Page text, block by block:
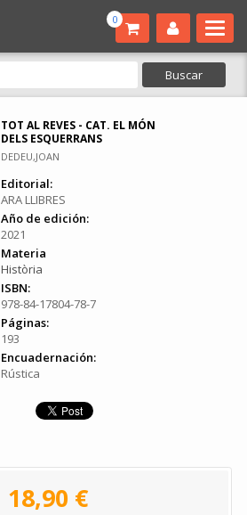
0
TOT AL REVES - CAT. EL MÓN
DELS ESQUERRANS
DEDEU,JOAN
Editorial:
ARA LLIBRES
Año de edición:
2021
Materia
Història
ISBN:
978-84-17804-78-7
Páginas:
193
Encuadernación:
Rústica
18,90 €